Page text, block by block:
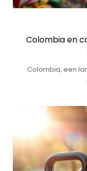
Colombia en
Colombia, een